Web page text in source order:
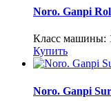
Noro. Ganpi
Класс машины:
Купить
Noro. Ganpi